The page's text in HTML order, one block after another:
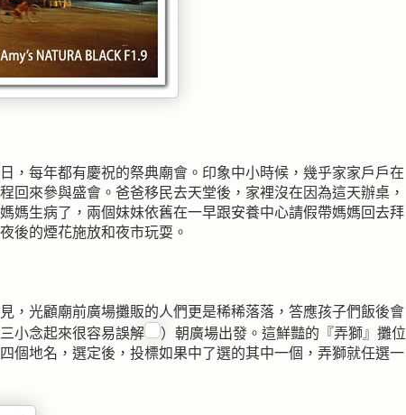
，每年都有慶祝的祭典廟會。印象中小時候，幾乎家家戶戶在
回來參與盛會。爸爸移民去天堂後，家裡沒在因為這天辦桌，
媽生病了，兩個妹妹依舊在一早跟安養中心請假帶媽媽回去拜
後的煙花施放和夜市玩耍。
，光顧廟前廣場攤販的人們更是稀稀落落，答應孩子們飯後會
小念起來很容易誤解
）朝廣場出發。這鮮豔的『弄獅』攤位
個地名，選定後，投標如果中了選的其中一個，弄獅就任選一